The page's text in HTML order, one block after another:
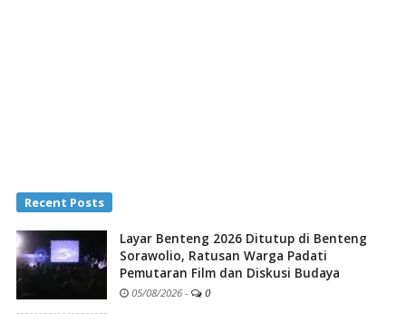
Recent Posts
Layar Benteng 2026 Ditutup di Benteng
Sorawolio, Ratusan Warga Padati
Pemutaran Film dan Diskusi Budaya
05/08/2026 - 0